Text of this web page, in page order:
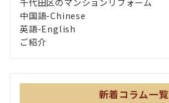
千代田区のマンションリフォーム
中国語-Chinese
英語-English
ご紹介
新着コラム一覧